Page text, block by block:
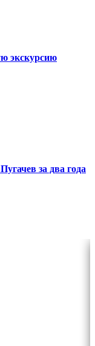
экскурсию
за два года